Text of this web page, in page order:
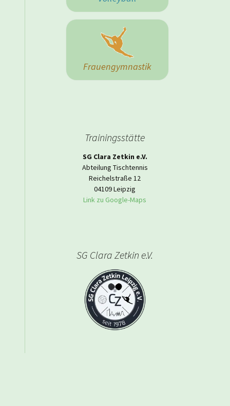
Frauengymnastik
Trainingsstätte
SG Clara Zetkin e.V.
Abteilung Tischtennis
Reichelstraße 12
04109 Leipzig
Link zu Google-Maps
SG Clara Zetkin e.V.